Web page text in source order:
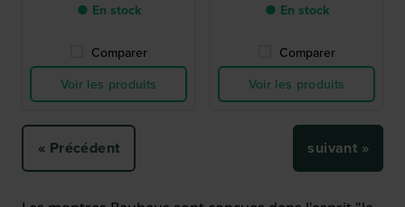
● En stock
Comparer
Voir les produits
● En stock
Comparer
Voir les produits
« Précédent suivant »